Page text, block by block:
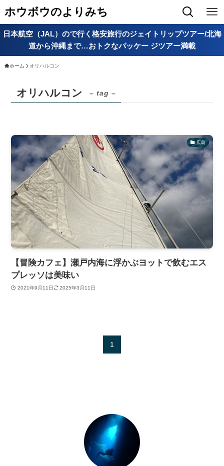
ホウボウのよりみち
日本航空（JAL）ので行く格安旅行のジェイトリップツアー/北海
道から沖縄まで…おトクなパッケー ジツアー満載
ホーム オリハルコン
オリハルコン – tag –
広島
【冒険カフェ】瀬戸内海に浮かぶヨットで飲むエス
プレッソは美味い
2021年9月11日 2025年3月11日
1